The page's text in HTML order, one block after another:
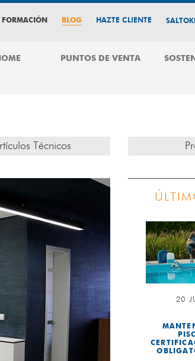
FORMACIÓN BLOG HAZTE CLIENTE
PUNTOS DE VENTA
Técnicos
20